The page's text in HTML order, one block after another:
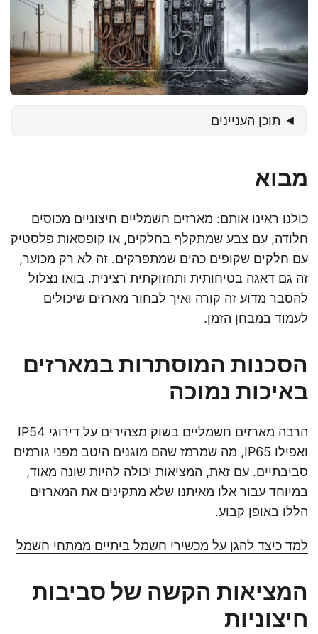
תוכן העניינים
מבוא
כולנו ראינו אותם: מארזים חשמליים חיצוניים מכוסים
חלודה, עם צבע שמתקלף בחלקים, או קופסאות פלסטיק
עם חלקים שקופים כהים שמתפרקים. זה לא רק מכוער,
זה גם דאגה בטיחותית ותחזוקתית רצינית. בואו נצלול
להסבר מדוע זה קורה ואיך לבחור מארזים שיכולים
לעמוד במבחן הזמן.
הסכנות המוסתרות במארזים
באיכות נמוכה
הרבה מארזים חשמליים בשוק מצהירים על דירוגי IP54
ואפילו IP65, מה שמרמז שהם מוגנים היטב מפני גורמים
סביבתיים. עם זאת, המציאות יכולה להיות שונה מאוד,
במיוחד עבור אלו מאיתנו שלא מתקינים את המארזים
הללו באופן קבוע.
למד כיצד להגן על מכשירי חשמל ביתיים ממתחי חשמל
המציאות הקשה של סביבות
חיצוניות